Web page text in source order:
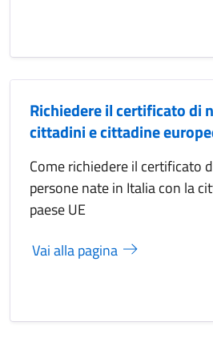
Richiedere il certificato di
cittadini e cittadine
Come richiedere il certificato
persone nate in Italia con la
paese UE
Vai alla pagina